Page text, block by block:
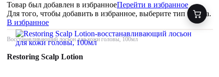
Товар был добавлен в избранноеПерейти в избранное
Для того, чтобы добавить в избранное, выберите тип товара.
В избранное
Восстанавливающий лосьон для кожи головы, 100мл
Restoring Scalp Lotion